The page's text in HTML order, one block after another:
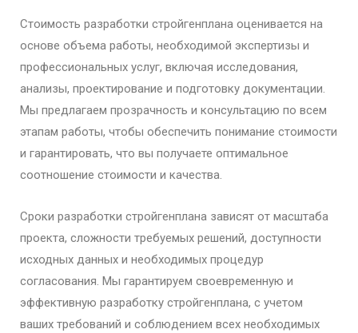
Стоимость разработки стройгенплана оценивается на
основе объема работы, необходимой экспертизы и
профессиональных услуг, включая исследования,
анализы, проектирование и подготовку документации.
Мы предлагаем прозрачность и консультацию по всем
этапам работы, чтобы обеспечить понимание стоимости
и гарантировать, что вы получаете оптимальное
соотношение стоимости и качества.
Сроки разработки стройгенплана зависят от масштаба
проекта, сложности требуемых решений, доступности
исходных данных и необходимых процедур
согласования. Мы гарантируем своевременную и
эффективную разработку стройгенплана, с учетом
ваших требований и соблюдением всех необходимых